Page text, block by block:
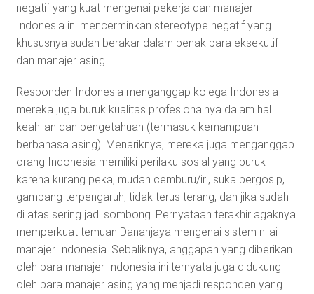
negatif yang kuat mengenai pekerja dan manajer
Indonesia ini mencerminkan stereotype negatif yang
khususnya sudah berakar dalam benak para eksekutif
dan manajer asing.
Responden Indonesia menganggap kolega Indonesia
mereka juga buruk kualitas profesionalnya dalam hal
keahlian dan pengetahuan (termasuk kemampuan
berbahasa asing). Menariknya, mereka juga menganggap
orang Indonesia memiliki perilaku sosial yang buruk
karena kurang peka, mudah cemburu/iri, suka bergosip,
gampang terpengaruh, tidak terus terang, dan jika sudah
di atas sering jadi sombong. Pernyataan terakhir agaknya
memperkuat temuan Dananjaya mengenai sistem nilai
manajer Indonesia. Sebaliknya, anggapan yang diberikan
oleh para manajer Indonesia ini ternyata juga didukung
oleh para manajer asing yang menjadi responden yang